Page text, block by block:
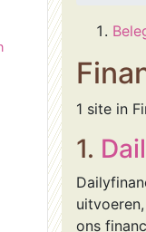
1 site in
1.
ons